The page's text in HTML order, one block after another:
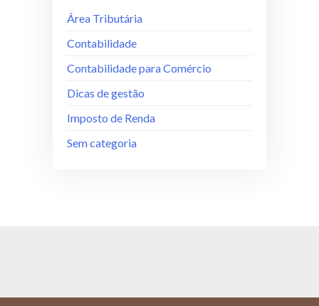
Área Tributária
Contabilidade
Contabilidade para Comércio
Dicas de gestão
Imposto de Renda
Sem categoria